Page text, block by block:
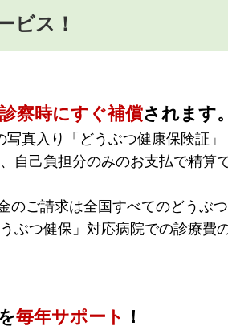
ビス！
診察時にすぐ補償されます
真入り「どうぶつ健康保険証」
自己負担分のみのお支払で精算
のご請求は全国すべてのどうぶつ
ぶつ健保」対応病院での診療費
を毎年サポート ！